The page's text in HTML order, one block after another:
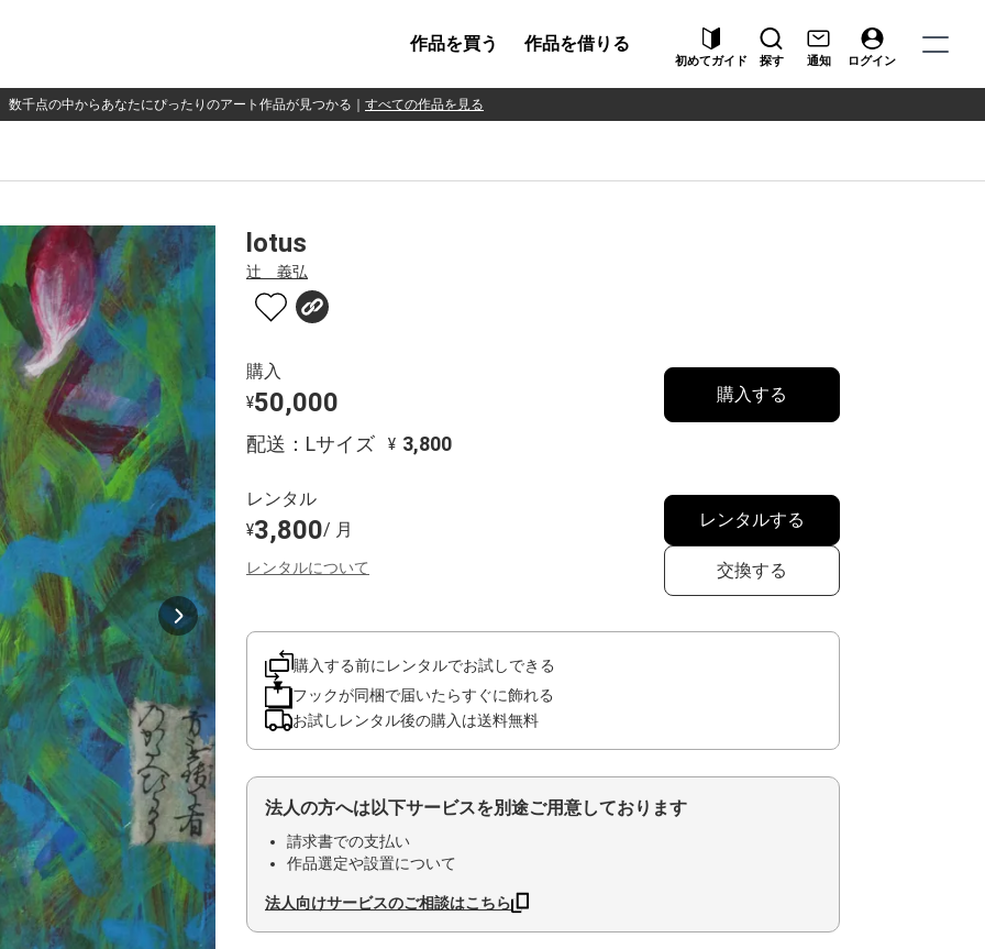
作品を買う 作品を借りる
初めてガイド 探す 通知 ログイン
数千点の中からあなたにぴったりのアート作品が見つかる すべての作品を見る
lotus
辻 義弘
購入
¥50,000
配送：Lサイズ ¥ 3,800
購入する
レンタル
¥3,800/ 月
レンタルについて
レンタルする
交換する
購入する前にレンタルでお試しできる
フックが同梱で届いたらすぐに飾れる
お試しレンタル後の購入は送料無料
法人の方へは以下サービスを別途ご用意しております
請求書での支払い
作品選定や設置について
法人向けサービスのご相談はこちら